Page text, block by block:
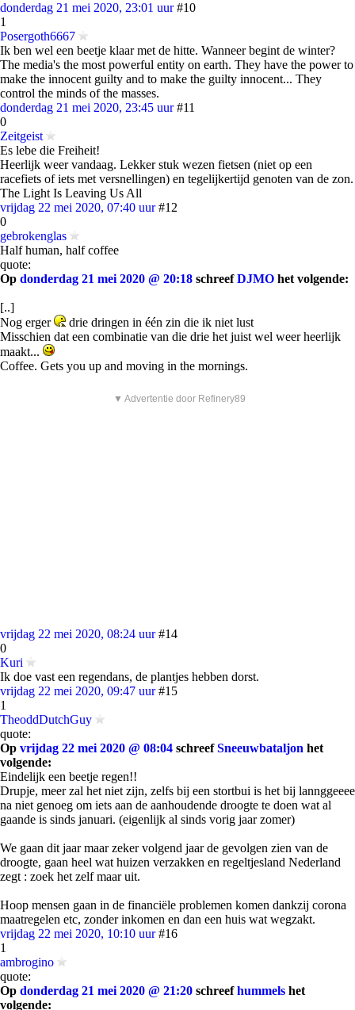
donderdag 21 mei 2020, 23:01 uur #10
1
Posergoth6667
Ik ben wel een beetje klaar met de hitte. Wanneer begint de winter?
The media's the most powerful entity on earth. They have the power to
make the innocent guilty and to make the guilty innocent... They
control the minds of the masses.
donderdag 21 mei 2020, 23:45 uur #11
0
Zeitgeist
Es lebe die Freiheit!
Heerlijk weer vandaag. Lekker stuk wezen fietsen (niet op een
racefiets of iets met versnellingen) en tegelijkertijd genoten van de zon.
The Light Is Leaving Us All
vrijdag 22 mei 2020, 07:40 uur #12
0
gebrokenglas
Half human, half coffee
quote:
Op donderdag 21 mei 2020 @ 20:18 schreefDJMO het volgende:
[..]
Nog erger
drie dringen in één zin die ik niet lust
Misschien dat een combinatie van die drie het juist wel weer heerlijk
maakt...
Coffee. Gets you up and moving in the mornings.
▼ Advertentie door Refinery89
vrijdag 22 mei 2020, 08:24 uur #14
0
Kuri
Ik doe vast een regendans, de plantjes hebben dorst.
vrijdag 22 mei 2020, 09:47 uur #15
1
TheoddDutchGuy
quote:
Op vrijdag 22 mei 2020 @ 08:04 schreefSneeuwbataljon het
volgende:
Eindelijk een beetje regen!!
Drupje, meer zal het niet zijn, zelfs bij een stortbui is het bij lannggeeee
na niet genoeg om iets aan de aanhoudende droogte te doen wat al
gaande is sinds januari. (eigenlijk al sinds vorig jaar zomer)
We gaan dit jaar maar zeker volgend jaar de gevolgen zien van de
droogte, gaan heel wat huizen verzakken en regeltjesland Nederland
zegt : zoek het zelf maar uit.
Hoop mensen gaan in de financiële problemen komen dankzij corona
maatregelen etc, zonder inkomen en dan een huis wat wegzakt.
vrijdag 22 mei 2020, 10:10 uur #16
1
ambrogino
quote:
Op donderdag 21 mei 2020 @ 21:20 schreefhummels het
volgende: